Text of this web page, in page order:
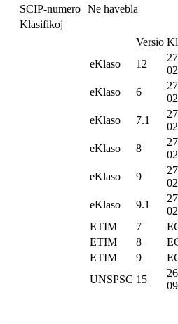
SCIP-numero Ne havebla
Klasifikoj
Versio
eKlaso
12
02
eKlaso
6
02
eKlaso
7.1
02
eKlaso
8
02
eKlaso
9
02
eKlaso
9.1
02
ETIM
7
ETIM
8
ETIM
9
UNSPSC 15
09